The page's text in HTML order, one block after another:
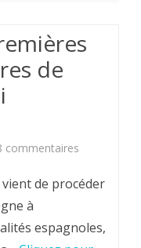
de
commentaires
Pons.
de procéder
à
espagnoles,